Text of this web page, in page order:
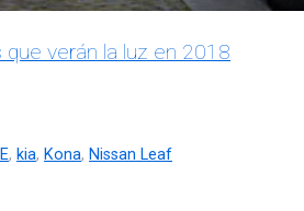
verán la luz en 2018
, kia, Kona, Nissan Leaf